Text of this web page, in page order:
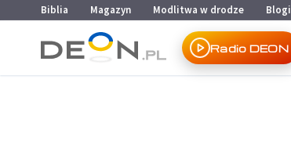
Przejdź do menu głównego
Przejdź do treści
Biblia Magazyn Modlitwa w drodze Blogi
Radio DEON